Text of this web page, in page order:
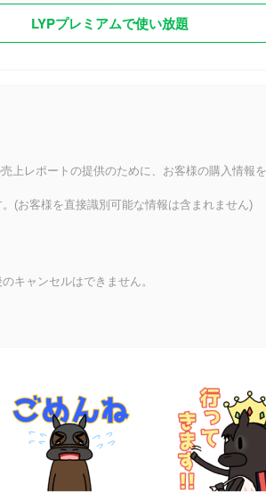
LYPプレミアムで使い放題
上レポートの提供のために、お客様の購入情報
(お客様を直接識別可能な情報は含まれません)
キャンセルはできません。